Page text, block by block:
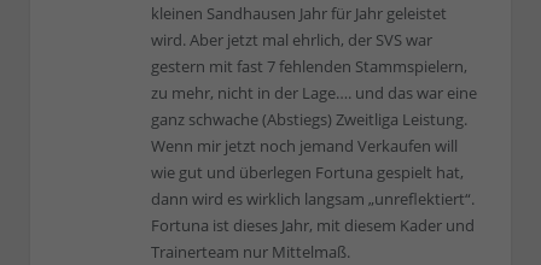
kleinen Sandhausen Jahr für Jahr geleistet
wird. Aber jetzt mal ehrlich, der SVS war
gestern mit fast 7 fehlenden Stammspielern,
zu mehr, nicht in der Lage…. und das war eine
ganz schwache (Abstiegs) Zweitliga Leistung.
Wenn mir jetzt noch jemand Verkaufen will
wie gut und überlegen Fortuna gespielt hat,
dann wird es wirklich langsam „unreflektiert“.
Fortuna ist dieses Jahr, mit diesem Kader und
Trainerteam nur Mittelmaß.